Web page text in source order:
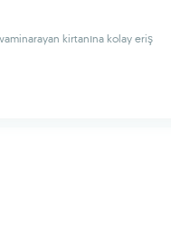
kirtanına kolay eriş